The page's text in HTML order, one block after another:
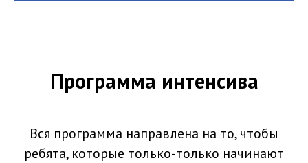
Программа интенсива
Вся программа направлена на то, чтобы
ребята, которые только-только начинают